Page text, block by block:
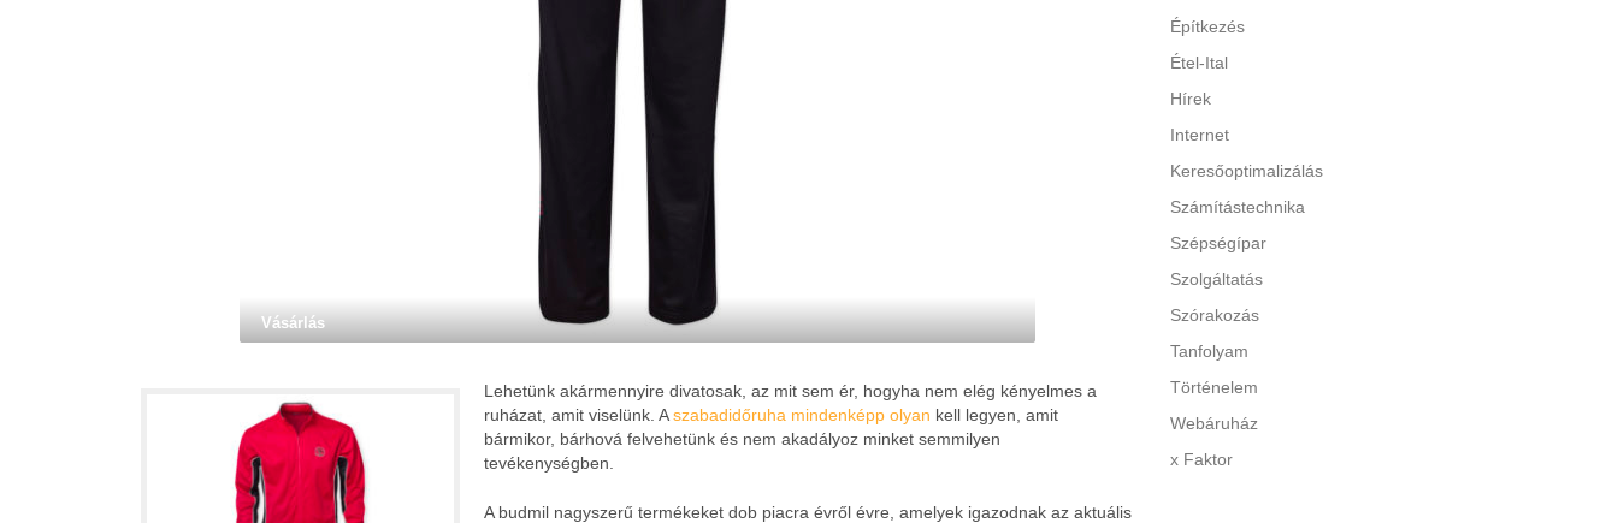
Vásárlás
Lehetünk akármennyire divatosak, az mit sem ér, hogyha nem elég kényelmes a
ruházat, amit viselünk. Aszabadidőruha mindenképp olyan kell legyen, amit
bármikor, bárhová felvehetünk és nem akadályoz minket semmilyen
tevékenységben.
A budmil nagyszerű termékeket dob piacra évről évre, amelyek igazodnak az aktuális
Építkezés
Étel-Ital
Hírek
Internet
Keresőoptimalizálás
Számítástechnika
Szépségípar
Szolgáltatás
Szórakozás
Tanfolyam
Történelem
Webáruház
x Faktor